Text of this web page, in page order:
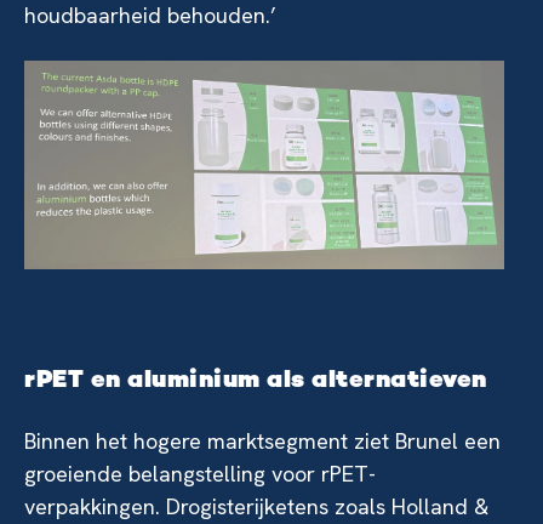
houdbaarheid behouden.’
rPET en aluminium als alternatieven
Binnen het hogere marktsegment ziet Brunel een
groeiende belangstelling voor rPET-
verpakkingen. Drogisterijketens zoals Holland &